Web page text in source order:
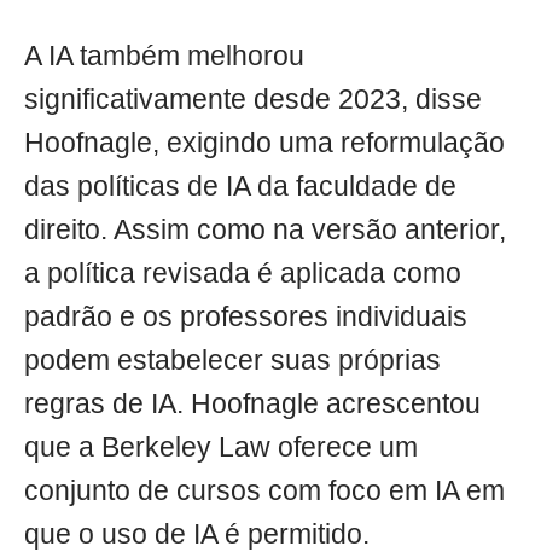
A IA também melhorou
significativamente desde 2023, disse
Hoofnagle, exigindo uma reformulação
das políticas de IA da faculdade de
direito. Assim como na versão anterior,
a política revisada é aplicada como
padrão e os professores individuais
podem estabelecer suas próprias
regras de IA. Hoofnagle acrescentou
que a Berkeley Law oferece um
conjunto de cursos com foco em IA em
que o uso de IA é permitido.